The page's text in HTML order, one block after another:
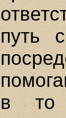
путь
в то